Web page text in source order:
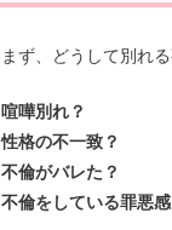
まず、どうして別れ
喧嘩別れ？
性格の不一致？
不倫がバレた？
不倫をしている罪悪